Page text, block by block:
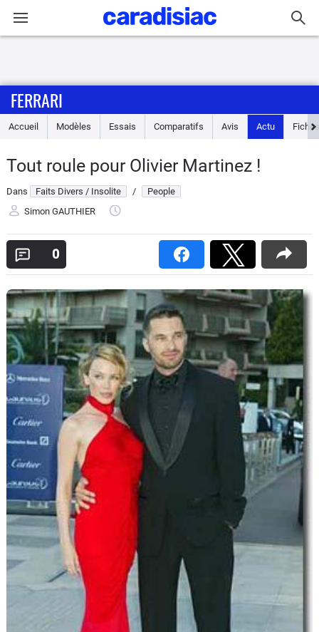
Accueil
Essais
Guide
Electriques
Utilitaires
Flottes
Auto
Services
Forum
Moto
Marques
FERRARI
Accueil Modèles Essais Comparatifs Avis Actu
Tout roule pour Olivier Martinez !
Dans Faits Divers / Insolite /
People
Simon GAUTHIER
0